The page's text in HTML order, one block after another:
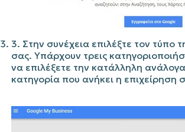
3. Στην συνέχεια επιλέξτε τον τύπο
σας. Υπάρχουν τρεις
να επιλέξετε την κατάλληλη
κατηγορία που ανήκει η επιχείρηση